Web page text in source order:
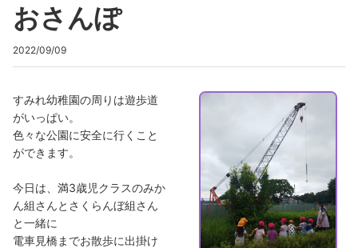
おさんぽ
2022/09/09
すみれ幼稚園の周りは遊歩道
がいっぱい。
色々な公園に安全に行くこと
ができます。
今日は、満3歳児クラスのみか
ん組さんとさくらんぼ組さん
と一緒に
電車見橋までお散歩に出掛け